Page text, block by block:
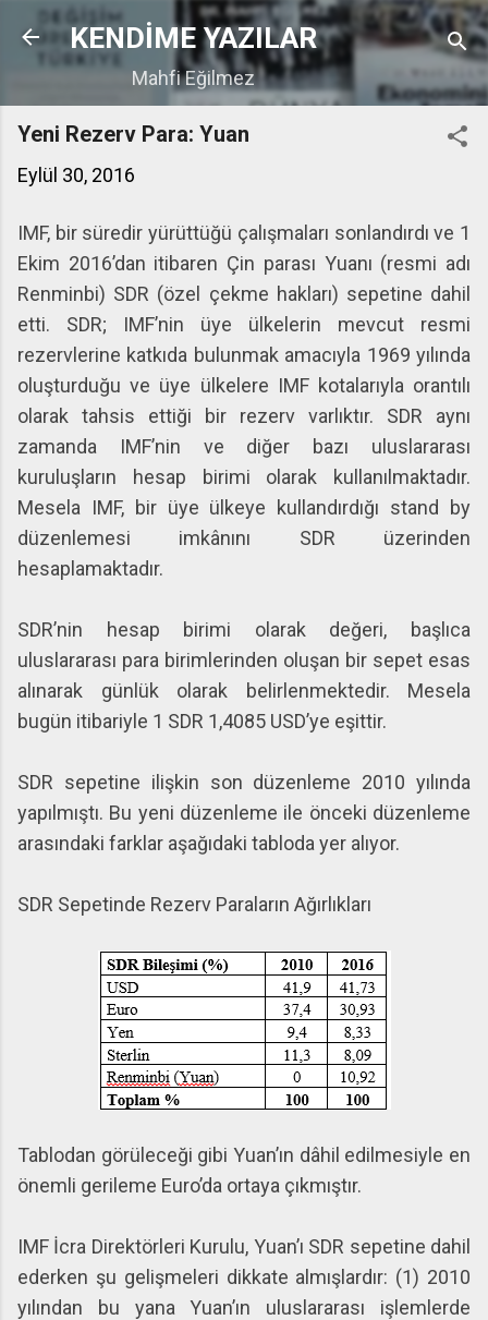
Ana içeriğe atla
KENDİME YAZILAR
Mahfi Eğilmez
Yeni Rezerv Para: Yuan
Eylül 30, 2016
IMF, bir süredir yürüttüğü çalışmaları sonlandırdı ve 1
Ekim 2016’dan itibaren Çin parası Yuanı (resmi adı
Renminbi) SDR (özel çekme hakları) sepetine dahil
etti. SDR; IMF’nin üye ülkelerin mevcut resmi
rezervlerine katkıda bulunmak amacıyla 1969 yılında
oluşturduğu ve üye ülkelere IMF kotalarıyla orantılı
olarak tahsis ettiği bir rezerv varlıktır. SDR aynı
zamanda IMF’nin ve diğer bazı uluslararası
kuruluşların hesap birimi olarak kullanılmaktadır.
Mesela IMF, bir üye ülkeye kullandırdığı stand by
düzenlemesi imkânını SDR üzerinden
hesaplamaktadır.
SDR’nin hesap birimi olarak değeri, başlıca
uluslararası para birimlerinden oluşan bir sepet esas
alınarak günlük olarak belirlenmektedir. Mesela
bugün itibariyle 1 SDR 1,4085 USD’ye eşittir.
SDR sepetine ilişkin son düzenleme 2010 yılında
yapılmıştı. Bu yeni düzenleme ile önceki düzenleme
arasındaki farklar aşağıdaki tabloda yer alıyor.
SDR Sepetinde Rezerv Paraların Ağırlıkları
Tablodan görüleceği gibi Yuan’ın dâhil edilmesiyle en
önemli gerileme Euro’da ortaya çıkmıştır.
IMF İcra Direktörleri Kurulu, Yuan’ı SDR sepetine dahil
ederken şu gelişmeleri dikkate almışlardır: (1) 2010
yılından bu yana Yuan’ın uluslararası işlemlerde